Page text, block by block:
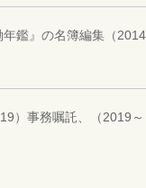
鑑』の名簿編集（2014
）事務嘱託、（2019